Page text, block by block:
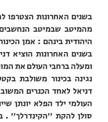
בשנים האחרונות הצטרפו
מהמיטב שבמיטב
היהודית בינהם : אמן
ומעלה ברחבי העולם את
נגינה בכינור משולבת
דניאל לאחד הכנרים